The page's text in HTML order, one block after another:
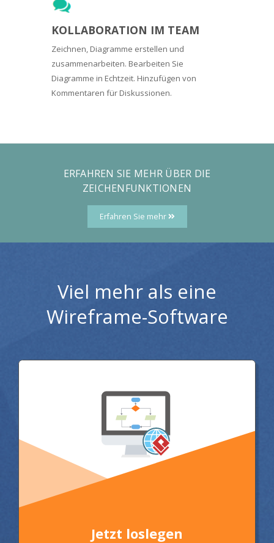
KOLLABORATION IM TEAM
Zeichnen, Diagramme erstellen und
zusammenarbeiten. Bearbeiten Sie
Diagramme in Echtzeit. Hinzufügen von
Kommentaren für Diskussionen.
ERFAHREN SIE MEHR ÜBER DIE
ZEICHENFUNKTIONEN
Erfahren Sie mehr
Viel mehr als eine
Wireframe-Software
Jetzt loslegen